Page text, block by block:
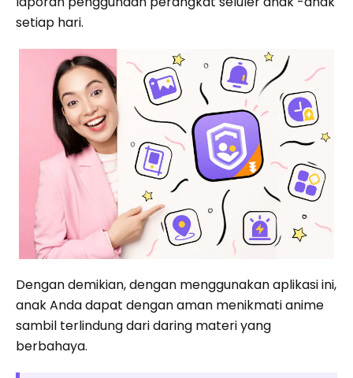
setiap hari.
Dengan demikian, dengan menggunakan aplikasi ini,
anak Anda dapat dengan aman menikmati anime
sambil terlindung dari daring materi yang
berbahaya.